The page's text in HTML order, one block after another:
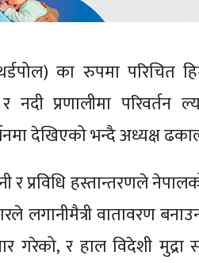
का रुपमा परिचित
र नदी प्रणालीमा
देखिएको भन्दै अध्यक्ष
र प्रविधि हस्तान्तरणले
लगानीमैत्री वातावरण
गरेको, र हाल विदेशी मुद्रा